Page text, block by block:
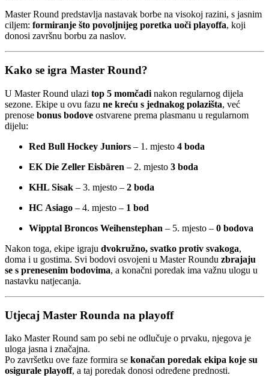
Master Round predstavlja nastavak borbe na visokoj razini, s jasnim
ciljem: formiranje što povoljnijeg poretka uoči playoffa, koji
donosi završnu borbu za naslov.
Kako se igra Master Round?
U Master Round ulazi top 5 momčadi nakon regularnog dijela
sezone. Ekipe u ovu fazu ne kreću s jednakog polazišta, već
prenose bonus bodove ostvarene prema plasmanu u regularnom
dijelu:
Red Bull Hockey Juniors – 1. mjesto 4 boda
EK Die Zeller Eisbären – 2. mjesto 3 boda
KHL Sisak – 3. mjesto – 2 boda
HC Asiago – 4. mjesto – 1 bod
Wipptal Broncos Weihenstephan – 5. mjesto – 0 bodova
Nakon toga, ekipe igraju dvokružno, svatko protiv svakoga,
doma i u gostima. Svi bodovi osvojeni u Master Roundu zbrajaju
se s prenesenim bodovima, a konačni poredak ima važnu ulogu u
nastavku natjecanja.
Utjecaj Master Rounda na playoff
Iako Master Round sam po sebi ne odlučuje o prvaku, njegova je
uloga jasna i značajna.
Po završetku ove faze formira se konačan poredak ekipa koje su
osigurale playoff, a taj poredak donosi određene prednosti.